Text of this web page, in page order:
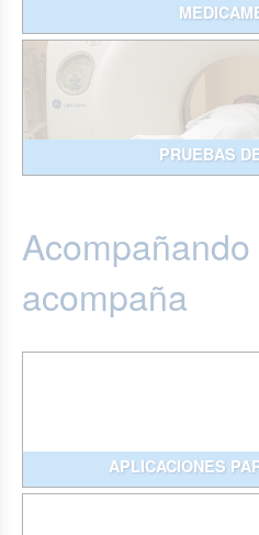
PRUEBAS
acompaña
APLICACIONES